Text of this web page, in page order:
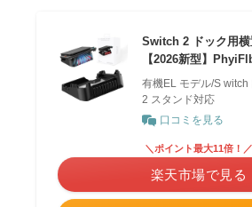
Switch 2 ドック用横
【2026新型】
有機EL モデル/S
2 スタンド対応
口コミを見る
＼ポイント最大11倍！／
楽天市場で見る